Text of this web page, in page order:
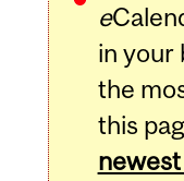
e
in your
the
this
newest